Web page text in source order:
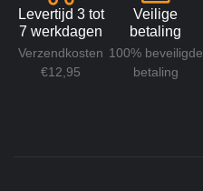
Levertijd 3 tot
7 werkdagen
Verzendkosten
€12,95
Veilige
betaling
100% beveiligde
betaling